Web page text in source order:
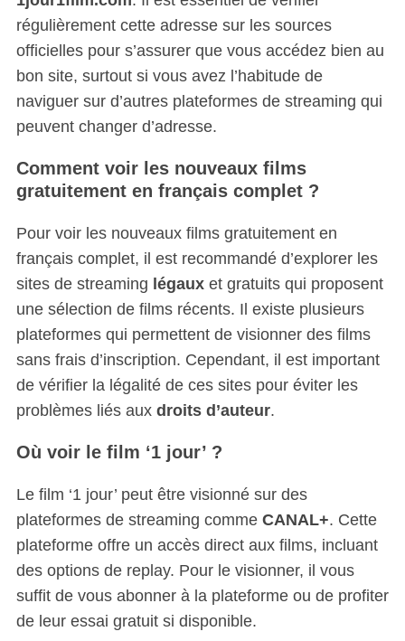
régulièrement cette adresse sur les sources
officielles pour s’assurer que vous accédez bien au
bon site, surtout si vous avez l’habitude de
naviguer sur d’autres plateformes de streaming qui
peuvent changer d’adresse.
Comment voir les nouveaux films
gratuitement en français complet ?
Pour voir les nouveaux films gratuitement en
français complet, il est recommandé d’explorer les
sites de streaming légauxet gratuits qui proposent
une sélection de films récents. Il existe plusieurs
plateformes qui permettent de visionner des films
sans frais d’inscription. Cependant, il est important
de vérifier la légalité de ces sites pour éviter les
problèmes liés aux droits d’auteur.
Où voir le film ‘1 jour’ ?
Le film ‘1 jour’ peut être visionné sur des
plateformes de streaming comme CANAL+. Cette
plateforme offre un accès direct aux films, incluant
des options de replay. Pour le visionner, il vous
suffit de vous abonner à la plateforme ou de profiter
de leur essai gratuit si disponible.